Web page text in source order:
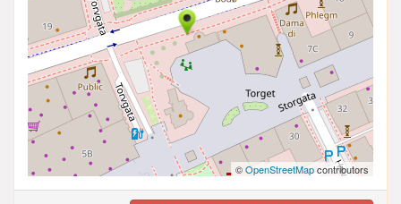
©OpenStreetMapcontributors